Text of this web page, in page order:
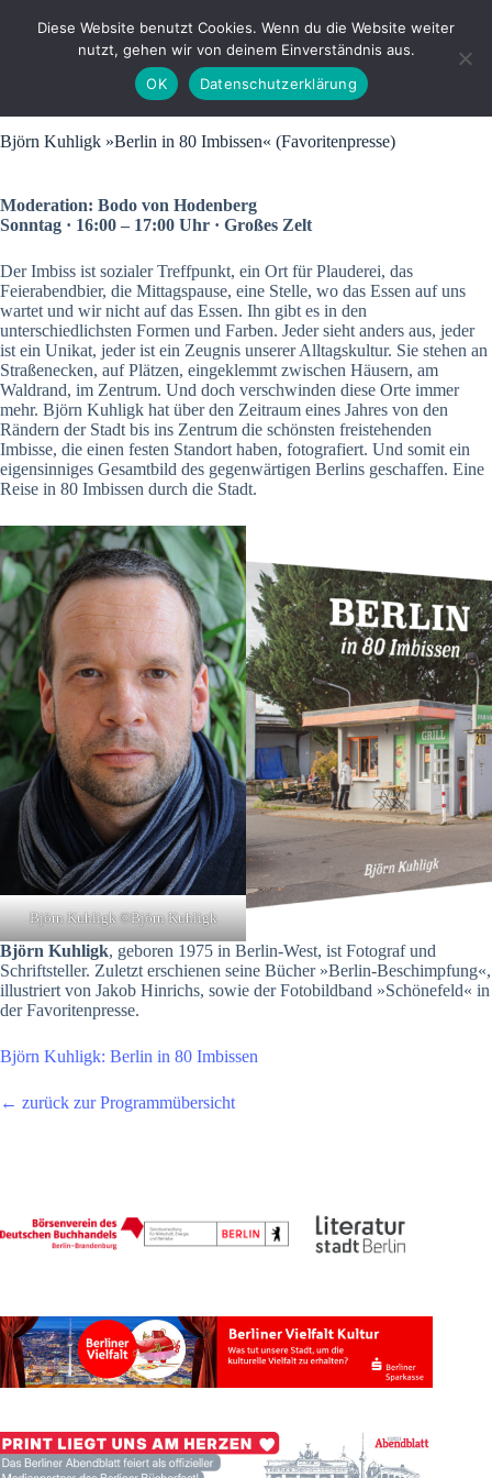
Björn Kuhligk »Berlin in 80 Imbissen« (Favoritenpresse)
Moderation: Bodo von Hodenberg
Sonntag · 16:00 – 17:00 Uhr · Großes Zelt
Der Imbiss ist sozialer Treffpunkt, ein Ort für Plauderei, das
Feierabendbier, die Mittagspause, eine Stelle, wo das Essen auf uns
wartet und wir nicht auf das Essen. Ihn gibt es in den
unterschiedlichsten Formen und Farben. Jeder sieht anders aus, jeder
ist ein Unikat, jeder ist ein Zeugnis unserer Alltagskultur. Sie stehen an
Straßenecken, auf Plätzen, eingeklemmt zwischen Häusern, am
Waldrand, im Zentrum. Und doch verschwinden diese Orte immer
mehr. Björn Kuhligk hat über den Zeitraum eines Jahres von den
Rändern der Stadt bis ins Zentrum die schönsten freistehenden
Imbisse, die einen festen Standort haben, fotografiert. Und somit ein
eigensinniges Gesamtbild des gegenwärtigen Berlins geschaffen. Eine
Reise in 80 Imbissen durch die Stadt.
Björn Kuhligk ©Björn Kuhligk
Björn Kuhligk, geboren 1975 in Berlin-West, ist Fotograf und
Schriftsteller. Zuletzt erschienen seine Bücher »Berlin-Beschimpfung«,
illustriert von Jakob Hinrichs, sowie der Fotobildband »Schönefeld« in
der Favoritenpresse.
Björn Kuhligk: Berlin in 80 Imbissen
← zurück zur Programmübersicht
Diese Website benutzt Cookies. Wenn du die Website weiter
nutzt, gehen wir von deinem Einverständnis aus.
OK
Datenschutzerklärung